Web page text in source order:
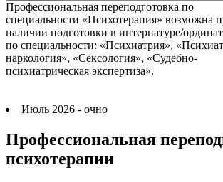
Профессиональная переподготовка по
специальности «Психотерапия» возможна
наличии подготовки в интернатуре/
по специальности: «Психиатрия»,
наркология», «Сексология», «Судебно-
психиатрическая экспертиза».
Июль 2026 - очно
Профессиональная
психотерапии